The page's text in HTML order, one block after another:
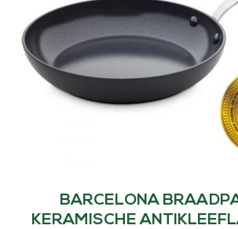
BARCELONA
KERAMISCHE